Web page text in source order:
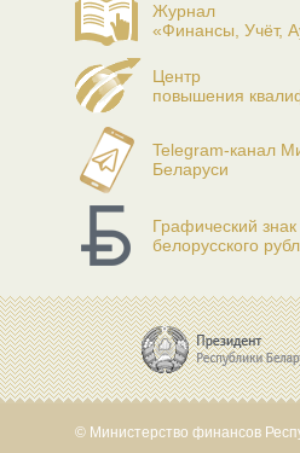
Журнал
«Финансы, Учёт,
Центр
повышения
Telegram-канал
Беларуси
Графический знак
белорусского
© Министерство финансов